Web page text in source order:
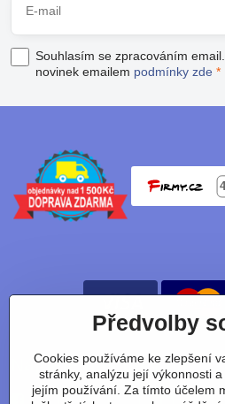
Souhlasím se zpracováním
novinek emailem podmínky zde *
Nájdete nás taky na:
Facebook Instagram Youtube
Předvolby
Cookies používáme ke zlepšení
stránky, analýzu její výkonnosti
jejím používání. Za tímto účelem